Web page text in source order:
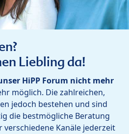
Liebling da!
HiPP Forum nicht mehr
möglich. Die zahlreichen,
jedoch bestehen und sind
die bestmögliche Beratung
verschiedene Kanäle jederzeit